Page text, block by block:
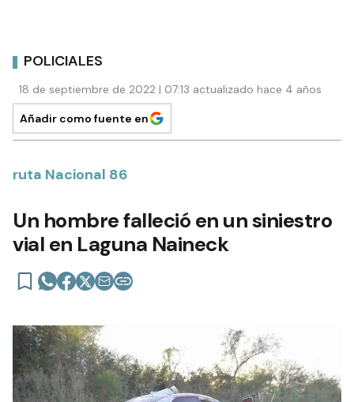
POLICIALES
18 de septiembre de 2022 | 07:13 actualizado hace 4 años
Añadir como fuente en
ruta Nacional 86
Un hombre falleció en un siniestro
vial en Laguna Naineck